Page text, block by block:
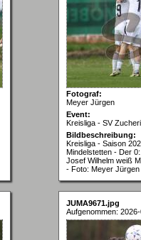
Fotograf:
Meyer Jürgen
Event:
Kreisliga - SV
Bildbeschreibung:
Kreisliga - Saison
Mindelstetten - Der
Josef Wilhelm weiß
- Foto: Meyer Jürgen
JUMA9671.jpg
Aufgenommen: